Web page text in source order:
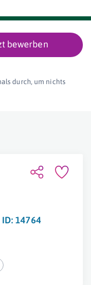
bewerben
durch, um nichts
14764